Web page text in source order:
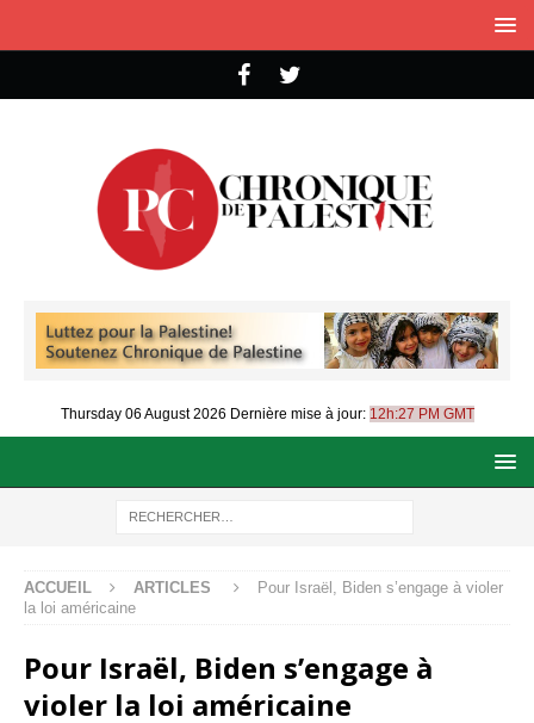
Thursday 06 August 2026 Dernière mise à jour: 12h:27 PM GMT
ACCUEIL ARTICLES
Pour Israël, Biden s’engage à violer
la loi américaine
Pour Israël, Biden s’engage à
violer la loi américaine